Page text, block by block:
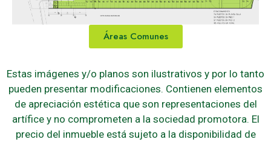
Áreas Comunes
Estas imágenes y/o planos son ilustrativos y por lo tanto
pueden presentar modificaciones. Contienen elementos
de apreciación estética que son representaciones del
artífice y no comprometen a la sociedad promotora. El
precio del inmueble está sujeto a la disponibilidad de